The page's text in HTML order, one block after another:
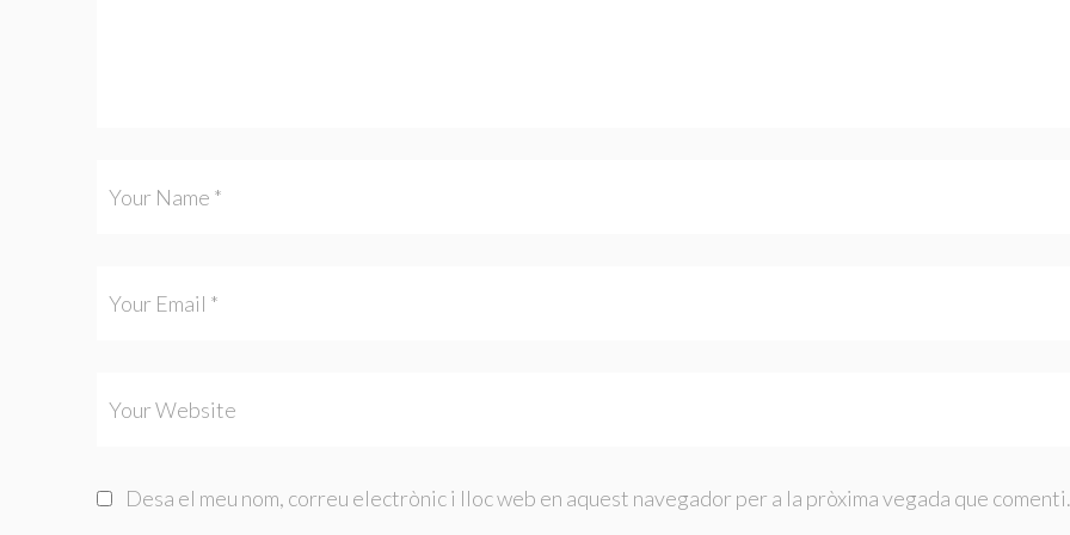
Desa el meu nom, correu electrònic i lloc web en aquest navegador per a la pròxima vegada que